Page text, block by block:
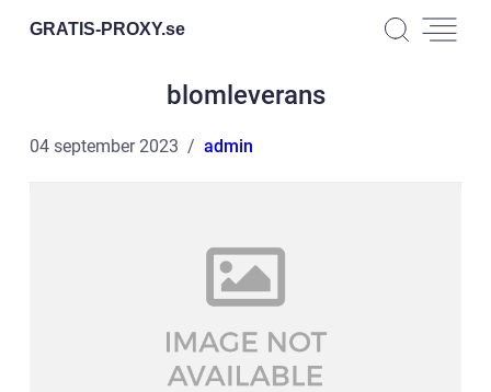
GRATIS-PROXY.se
blomleverans
04 september 2023 admin